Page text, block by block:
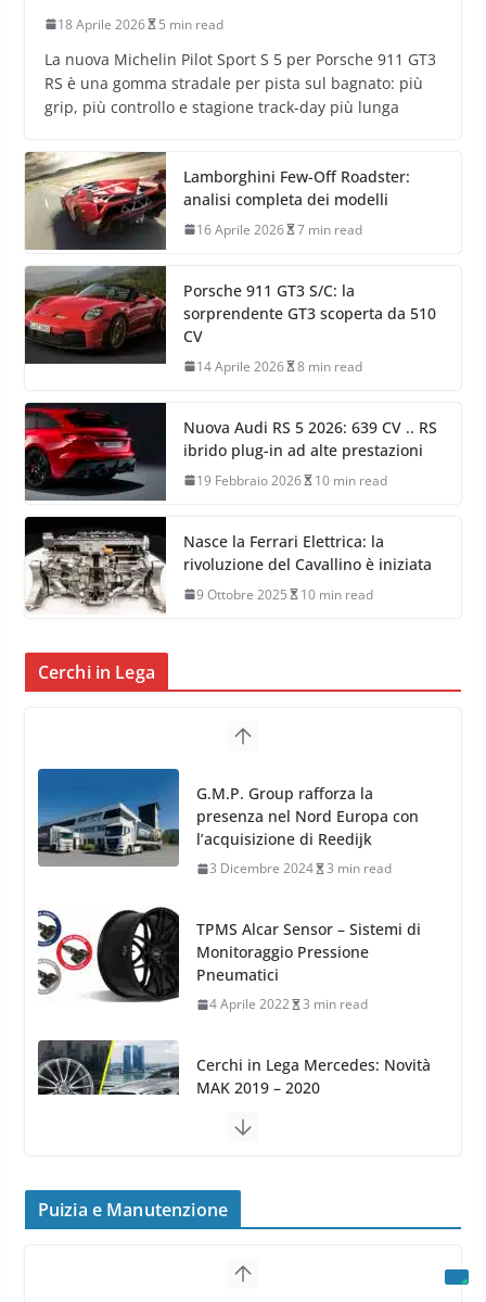
18 Aprile 2026 5 min read
La nuova Michelin Pilot Sport S 5 per Porsche 911 GT3
RS è una gomma stradale per pista sul bagnato: più
grip, più controllo e stagione track-day più lunga
Lamborghini Few-Off Roadster:
analisi completa dei modelli
16 Aprile 2026 7 min read
Porsche 911 GT3 S/C: la
sorprendente GT3 scoperta da 510
CV
14 Aprile 2026 8 min read
Nuova Audi RS 5 2026: 639 CV .. RS
ibrido plug-in ad alte prestazioni
19 Febbraio 2026 10 min read
Nasce la Ferrari Elettrica: la
rivoluzione del Cavallino è iniziata
9 Ottobre 2025 10 min read
Cerchi in Lega
TPMS Alcar Sensor – Sistemi di
Monitoraggio Pressione
Pneumatici
4 Aprile 2022 3 min read
Cerchi in Lega Mercedes: Novità
MAK 2019 – 2020
16 Settembre 2019
MAK FIVESTAR (2019)
24 Luglio 2019 1 min read
8 Aprile 2026 7 min read
Puizia e Manutenzione